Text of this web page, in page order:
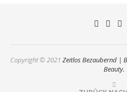
Copyright © 2021 Zeitlos Bezaubernd |
Beauty.